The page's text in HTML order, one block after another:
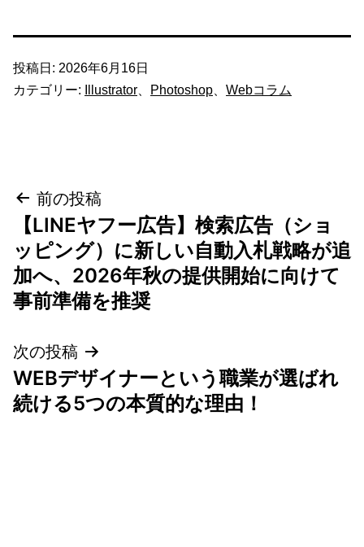
投稿日: 2026年6月16日
カテゴリー:
Illustrator Photoshop Webコラム
投
稿
ナ
ビ
ゲ
ー
前の投稿
【LINEヤフー広告】検索広告（ショ
ッピング）に新しい自動入札戦略が追
加へ、2026年秋の提供開始に向けて
事前準備を推奨
次の投稿
WEBデザイナーという職業が選ばれ
続ける5つの本質的な理由！